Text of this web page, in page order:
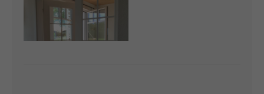
Cybersteel Inc.
376-293 City Road, Suite 600
San Francisco, CA 94102